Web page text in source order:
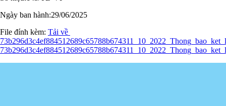
Ngày ban hành:29/06/2025
File đính kèm: Tải về